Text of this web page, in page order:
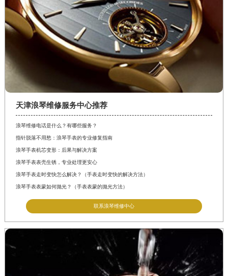
天津浪琴维修服务中心推荐
浪琴维修电话是什么？有哪些服务？
指针脱落不用愁：浪琴手表的专业修复指南
浪琴手表机芯变形：后果与解决方案
浪琴手表表壳生锈，专业处理更安心
浪琴手表走时变快怎么解决？（手表走时变快的解决方法）
浪琴手表表蒙如何抛光？（手表表蒙的抛光方法）
联系浪琴维修中心